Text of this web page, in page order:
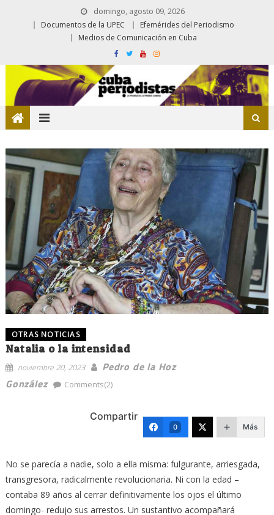
domingo, agosto 09, 2026
Documentos de la UPEC
Efemérides del Periodismo
Medios de Comunicación en Cuba
OTRAS NOTICIAS
Natalia o la intensidad
noviembre 20, 2023
Pedro de la Hoz
González
Comments(2)
Compartir
0 Más
No se parecía a nadie, solo a ella misma: fulgurante, arriesgada,
transgresora, radicalmente revolucionaria. Ni con la edad –
contaba 89 años al cerrar definitivamente los ojos el último
domingo- redujo sus arrestos. Un sustantivo acompañará